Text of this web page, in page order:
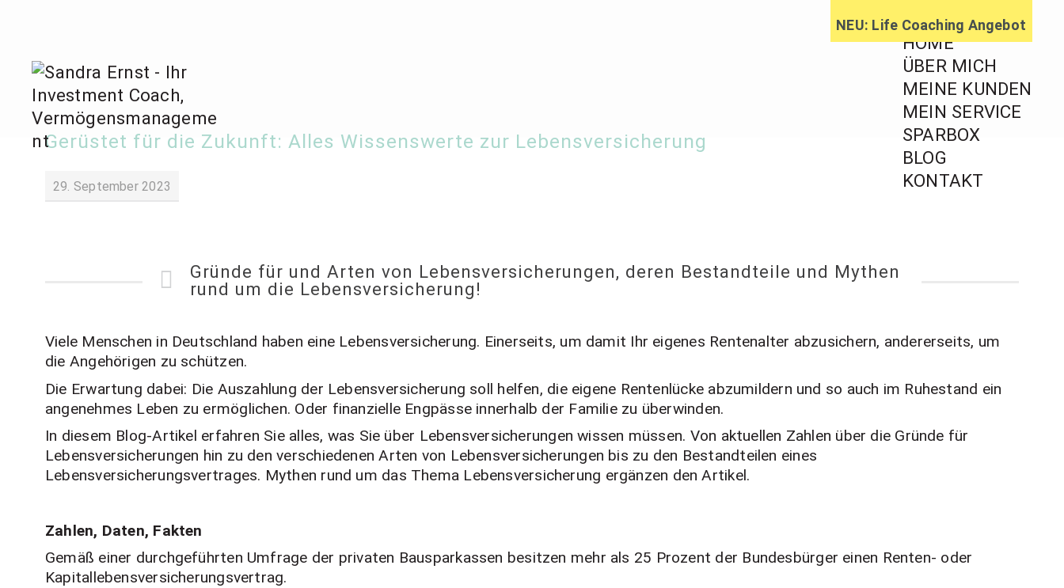
springen
NEU: Life Coaching Angebot
Sandra Ernst – Finanzberatung,
Investment Coach, Anlageberatung
HOME
ÜBER MICH
MEINE KUNDEN
MEIN SERVICE
SPARBOX
BLOG
KONTAKT
Gerüstet für die Zukunft: Alles Wissenswerte zur Lebensversicherung
29. September 2023
Gründe für und Arten von Lebensversicherungen, deren Bestandteile und Mythen
rund um die Lebensversicherung!
Viele Menschen in Deutschland haben eine Lebensversicherung. Einerseits, um damit Ihr eigenes Rentenalter abzusichern, andererseits, um
die Angehörigen zu schützen.
Die Erwartung dabei: Die Auszahlung der Lebensversicherung soll helfen, die eigene Rentenlücke abzumildern und so auch im Ruhestand ein
angenehmes Leben zu ermöglichen. Oder finanzielle Engpässe innerhalb der Familie zu überwinden.
In diesem Blog-Artikel erfahren Sie alles, was Sie über Lebensversicherungen wissen müssen. Von aktuellen Zahlen über die Gründe für
Lebensversicherungen hin zu den verschiedenen Arten von Lebensversicherungen bis zu den Bestandteilen eines
Lebensversicherungsvertrages. Mythen rund um das Thema Lebensversicherung ergänzen den Artikel.
Zahlen, Daten, Fakten
Gemäß einer durchgeführten Umfrage der privaten Bausparkassen besitzen mehr als 25 Prozent der Bundesbürger einen Renten- oder
Kapitallebensversicherungsvertrag.